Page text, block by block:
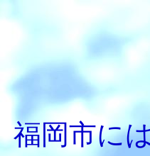
福岡市に